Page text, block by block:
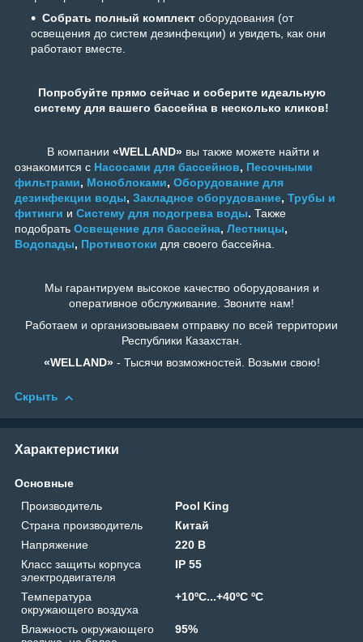
Собрать полный комплект оборудования (от
освещения до систем дезинфекции) и увидеть, как они
работают вместе.
Попробуйте прямо сейчас и соберите идеальную
систему для вашего бассейна в несколько кликов!
В компании «WELLAND» вы также можете найти и
ознакомится с Насосами для бассейнов, Песочными
фильтрами, Моноблоками, Оборудование для
дезинфекции воды, Закладное оборудование, Трубы и
фитинги и Систему для подогрева воды. Также
подобрать Освещение для бассейна, Лестницы,
Водопады, Противотоки для своего бассейна.
Мы гарантируем высокое качество оборудования и
оперативное обслуживание. Звоните нам!
Работаем и организовываем отправку по всей территории
Республики Казахстан.
«WELLAND»- Тысячи возможностей. Возьми свою!
Скрыть
Характеристики
Основные
Производитель
Pool King
Страна производитель
Китай
Напряжение
220 В
Класс защиты корпуса
электродвигателя
IP 55
Температура
окружающего воздуха
+10ºС...+40ºС ºС
Влажность окружающего
95%